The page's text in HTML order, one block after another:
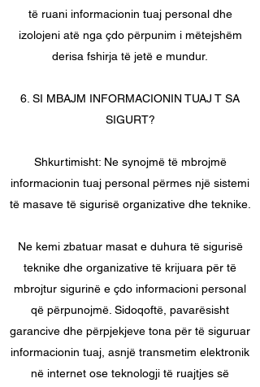
të ruani informacionin tuaj personal dhe
izolojeni atë nga çdo përpunim i mëtejshëm
derisa fshirja të jetë e mundur.
6. SI MBAJM INFORMACIONIN TUAJ T SA
SIGURT?
Shkurtimisht: Ne synojmë të mbrojmë
informacionin tuaj personal përmes një sistemi
të masave të sigurisë organizative dhe teknike.
Ne kemi zbatuar masat e duhura të sigurisë
teknike dhe organizative të krijuara për të
mbrojtur sigurinë e çdo informacioni personal
që përpunojmë. Sidoqoftë, pavarësisht
garancive dhe përpjekjeve tona për të siguruar
informacionin tuaj, asnjë transmetim elektronik
në internet ose teknologji të ruajtjes së